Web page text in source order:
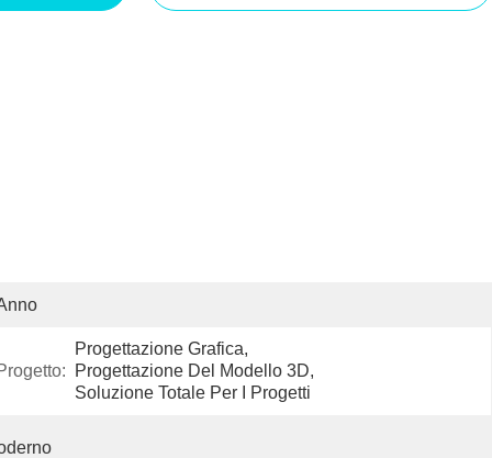
Progettazione Grafica,
Progettazione Del Modello 3D,
Soluzione Totale Per I Progetti